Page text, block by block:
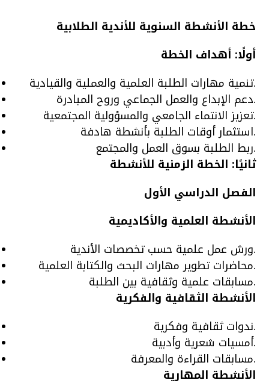
خطة الأنشطة السنوية للأندية الطلابية
أولًا: أهداف الخطة
تنمية مهارات الطلبة العلمية والعملية والقيادية.
دعم الإبداع والعمل الجماعي وروح المبادرة.
تعزيز الانتماء الجامعي والمسؤولية المجتمعية.
استثمار أوقات الطلبة بأنشطة هادفة.
ربط الطلبة بسوق العمل والمجتمع.
ثانيًا: الخطة الزمنية للأنشطة
الفصل الدراسي الأول
الأنشطة العلمية والأكاديمية
ورش عمل علمية حسب تخصصات الأندية.
محاضرات تطوير مهارات البحث والكتابة العلمية.
مسابقات علمية وثقافية بين الطلبة.
الأنشطة الثقافية والفكرية
ندوات ثقافية وفكرية.
أمسيات شعرية وأدبية.
مسابقات القراءة والمعرفة.
الأنشطة المهارية